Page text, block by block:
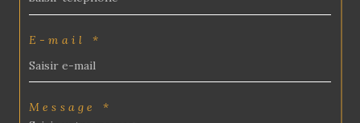
E-mail *
Message *